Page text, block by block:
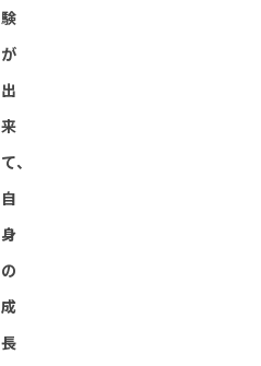
験
が
出
来
て、
自
身
の
成
長